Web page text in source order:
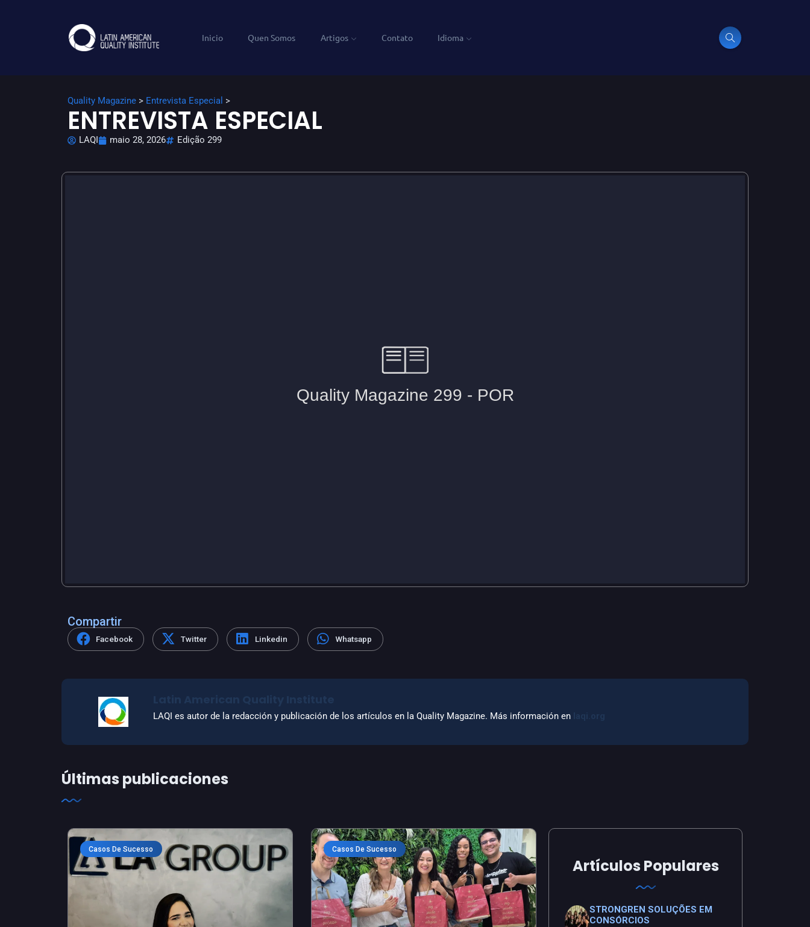
Inicio Quen Somos Artigos Contato Idioma
Quality Magazine > Entrevista Especial >
ENTREVISTA ESPECIAL
LAQI maio 28, 2026 Edição 299
Compartir
Facebook Twitter Linkedin Whatsapp
LAQI es autor de la redacción y publicación de los artículos en la Quality Magazine. Más información en
Últimas publicaciones
Casos De Sucesso Casos De Sucesso
Artículos Populares
STRONGREN SOLUÇÕES EM
CONSÓRCIOS